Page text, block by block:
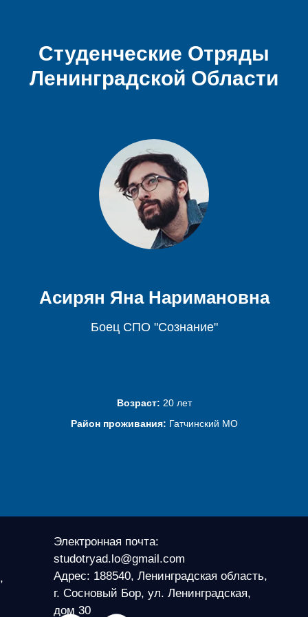
Студенческие Отряды
Ленинградской Области
Асирян Яна Наримановна
Боец СПО "Сознание"
Возраст: 20 лет
Район проживания: Гатчинский МО
Электронная почта:
studotryad.lo@gmail.com
Адрес: 188540, Ленинградская область,
г. Сосновый Бор, ул. Ленинградская,
дом 30